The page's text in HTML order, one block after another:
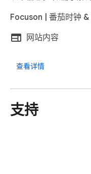
Focuson | 番茄时钟 &
网站内容
查看详情
支持